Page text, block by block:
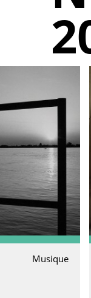
Musique